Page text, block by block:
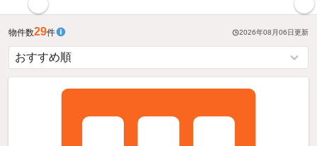
物件数29件 2026年08月06日更新